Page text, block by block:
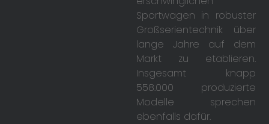
Sportwagen in robuster
Großserientechnik über
lange Jahre auf dem
Markt zu etablieren.
Insgesamt knapp
558.000 produzierte
Modelle sprechen
ebenfalls dafür.